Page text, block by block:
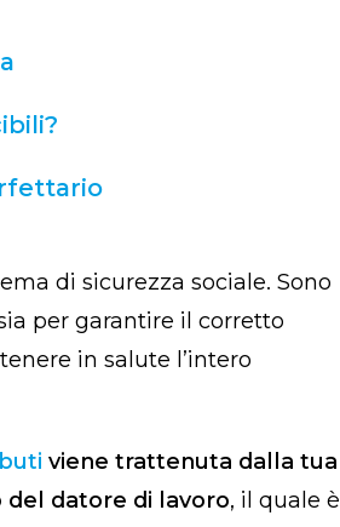
di sicurezza sociale. Sono
per garantire il corretto
in salute l’intero
viene trattenuta dalla tua
del datore di lavoro, il quale è